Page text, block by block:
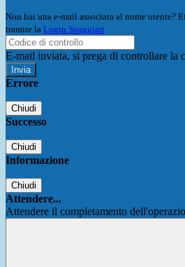
Non hai una e-mail associata al nome utente?
tramite la Login Spaggiari
E-mail inviata, si prega di controllare la
Errore
Chiudi
Successo
Chiudi
Informazione
Chiudi
Attendere...
Attendere il completamento